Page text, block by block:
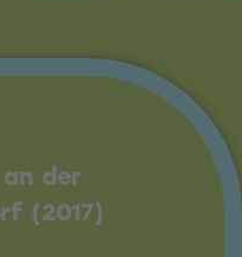
der
(2017)